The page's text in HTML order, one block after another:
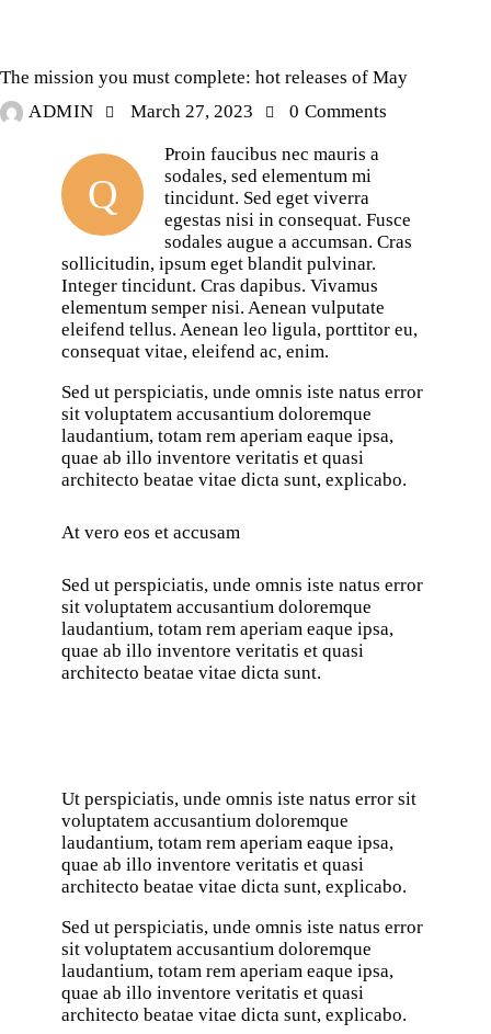
The mission you must complete: hot releases of May
ADMIN
March 27, 2023 0 Comments
Q
Proin faucibus nec mauris a
sodales, sed elementum mi
tincidunt. Sed eget viverra
egestas nisi in consequat. Fusce
sodales augue a accumsan. Cras
sollicitudin, ipsum eget blandit pulvinar.
Integer tincidunt. Cras dapibus. Vivamus
elementum semper nisi. Aenean vulputate
eleifend tellus. Aenean leo ligula, porttitor eu,
consequat vitae, eleifend ac, enim.
Sed ut perspiciatis, unde omnis iste natus error
sit voluptatem accusantium doloremque
laudantium, totam rem aperiam eaque ipsa,
quae ab illo inventore veritatis et quasi
architecto beatae vitae dicta sunt, explicabo.
At vero eos et accusam
Sed ut perspiciatis, unde omnis iste natus error
sit voluptatem accusantium doloremque
laudantium, totam rem aperiam eaque ipsa,
quae ab illo inventore veritatis et quasi
architecto beatae vitae dicta sunt.
Ut perspiciatis, unde omnis iste natus error sit
voluptatem accusantium doloremque
laudantium, totam rem aperiam eaque ipsa,
quae ab illo inventore veritatis et quasi
architecto beatae vitae dicta sunt, explicabo.
Sed ut perspiciatis, unde omnis iste natus error
sit voluptatem accusantium doloremque
laudantium, totam rem aperiam eaque ipsa,
quae ab illo inventore veritatis et quasi
architecto beatae vitae dicta sunt, explicabo.